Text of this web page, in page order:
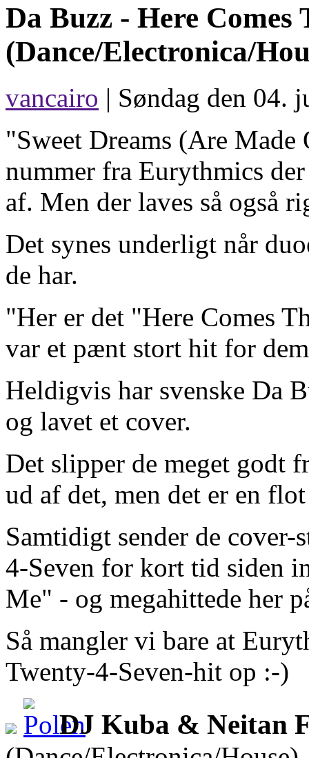
Da Buzz - Here
(Dance/Electronica/
vancairo | Søndag den 04.
"Sweet Dreams (Are
nummer fra Eurythmics
af. Men der laves så også
Det synes underligt når
de har.
"Her er det "Here Comes
var et pænt stort hit for
Heldigvis har svenske Da
og lavet et cover.
Det slipper de meget godt
ud af det, men det er en
Samtidigt sender de
4-Seven for kort tid siden
Me" - og megahittede her
Så mangler vi bare at
Twenty-4-Seven-hit op :-)
DJ Kuba & Neitan